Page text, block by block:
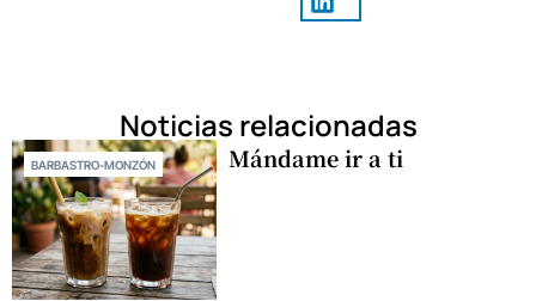
Noticias relacionadas
BARBASTRO-MONZÓN Mándame ir a ti